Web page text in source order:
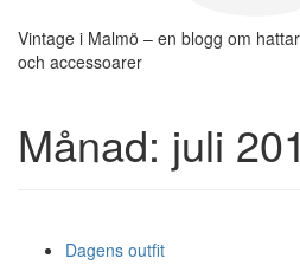
Vintage i Malmö – en blogg om
och accessoarer
Månad: juli
Dagens outfit